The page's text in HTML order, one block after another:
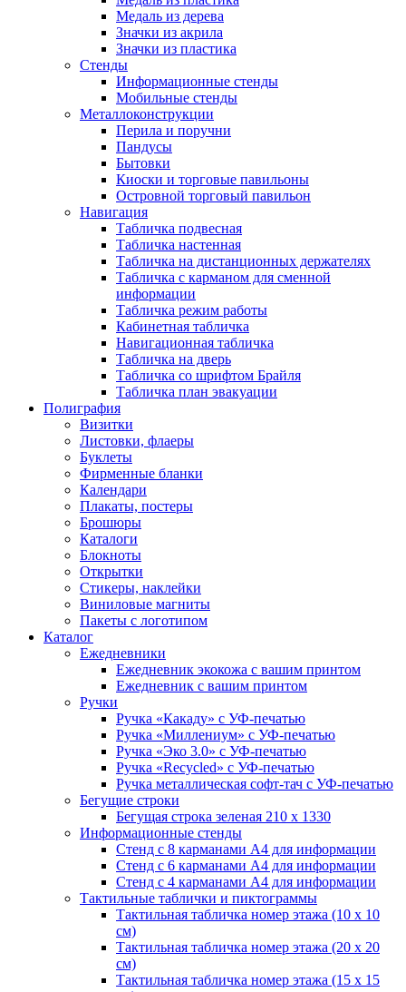
Медаль из дерева
Значки из акрила
Значки из пластика
Cтенды
Информационные стенды
Мобильные стенды
Металлоконструкции
Перила и поручни
Пандусы
Бытовки
Киоски и торговые павильоны
Островной торговый павильон
Навигация
Табличка подвесная
Табличка настенная
Табличка на дистанционных держателях
Табличка с карманом для сменной
информации
Табличка режим работы
Кабинетная табличка
Навигационная табличка
Табличка на дверь
Табличка со шрифтом Брайля
Табличка план эвакуации
Полиграфия
Визитки
Листовки, флаеры
Буклеты
Фирменные бланки
Календари
Плакаты, постеры
Брошюры
Каталоги
Блокноты
Открытки
Стикеры, наклейки
Виниловые магниты
Пакеты с логотипом
Каталог
Ежедневники
Ежедневник экокожа с вашим принтом
Ежедневник с вашим принтом
Ручки
Ручка «Какаду» с УФ-печатью
Ручка «Миллениум» с УФ-печатью
Ручка «Эко 3.0» с УФ-печатью
Ручка «Recycled» с УФ-печатью
Ручка металлическая софт-тач с УФ-печатью
Бегущие строки
Бегущая строка зеленая 210 х 1330
Информационные стенды
Стенд с 8 карманами А4 для информации
Стенд с 6 карманами А4 для информации
Стенд с 4 карманами А4 для информации
Тактильные таблички и пиктограммы
Тактильная табличка номер этажа (10 x 10
см)
Тактильная табличка номер этажа (20 x 20
см)
Тактильная табличка номер этажа (15 х 15